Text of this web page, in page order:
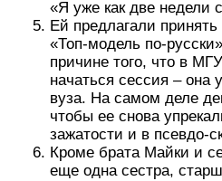
«Я уже как две недели
Ей предлагали принять
«Топ-модель по-
причине того, что в
начаться сессия – она
вуза. На самом деле
чтобы ее снова
зажатости и в псевдо-
Кроме брата Майки и
еще одна сестра,